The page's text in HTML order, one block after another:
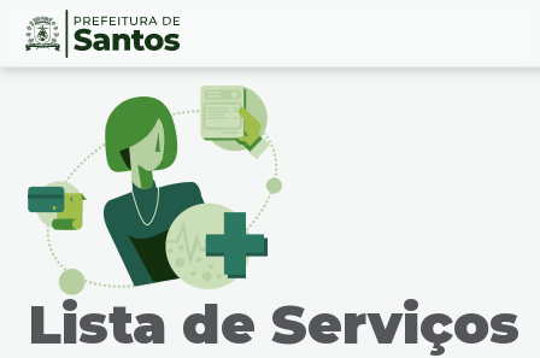
Ir
Conteúdo
Lista de Serviços